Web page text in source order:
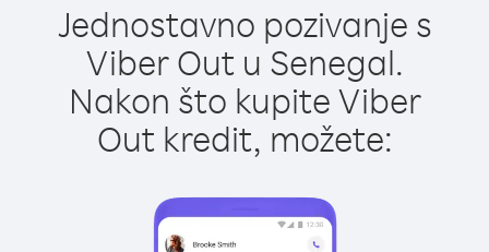
Jednostavno pozivanje s
Viber Out u Senegal.
Nakon što kupite Viber
Out kredit, možete: